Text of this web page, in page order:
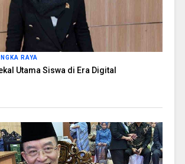
RAYA
Utama Siswa di Era Digital